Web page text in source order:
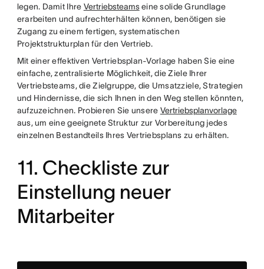
legen. Damit Ihre Vertriebsteamseine solide Grundlage
erarbeiten und aufrechterhälten können, benötigen sie
Zugang zu einem fertigen, systematischen
Projektstrukturplan für den Vertrieb.
Mit einer effektiven Vertriebsplan-Vorlage haben Sie eine
einfache, zentralisierte Möglichkeit, die Ziele Ihrer
Vertriebsteams, die Zielgruppe, die Umsatzziele, Strategien
und Hindernisse, die sich Ihnen in den Weg stellen könnten,
aufzuzeichnen. Probieren Sie unsere Vertriebsplanvorlage
aus, um eine geeignete Struktur zur Vorbereitung jedes
einzelnen Bestandteils Ihres Vertriebsplans zu erhälten.
11. Checkliste zur
Einstellung neuer
Mitarbeiter